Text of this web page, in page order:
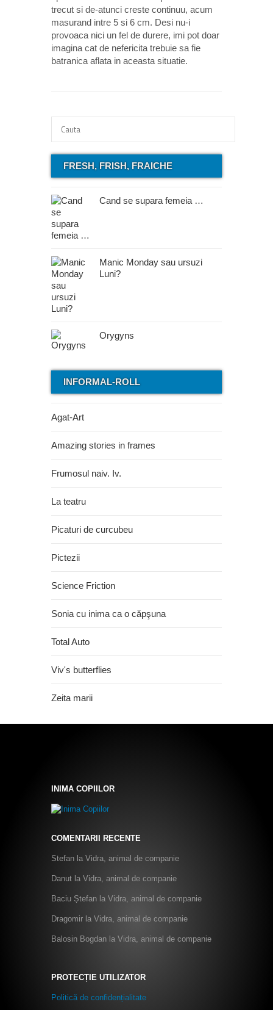
trecut si de-atunci creste continuu, acum
masurand intre 5 si 6 cm. Desi nu-i
provoaca nici un fel de durere, imi pot doar
imagina cat de nefericita trebuie sa fie
batranica aflata in aceasta situatie.
FRESH, FRISH, FRAICHE
Cand se supara femeia …
Manic Monday sau ursuzi
Luni?
Orygyns
INFORMAL-ROLL
Agat-Art
Amazing stories in frames
Frumosul naiv. Iv.
La teatru
Picaturi de curcubeu
Pictezii
Science Friction
Sonia cu inima ca o căpşuna
Total Auto
Viv's butterflies
Zeita marii
INIMA COPIILOR
COMENTARII RECENTE
Stefan la Vidra, animal de companie
Danut la Vidra, animal de companie
Baciu Ștefan la Vidra, animal de companie
Dragomir la Vidra, animal de companie
Balosin Bogdan la Vidra, animal de companie
PROTECȚIE UTILIZATOR
Politică de confidențialitate